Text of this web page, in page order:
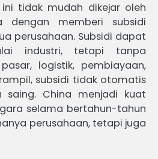
tidak mudah dikejar oleh
dengan memberi subsidi
perusahaan. Subsidi dapat
industri, tetapi tanpa
logistik, pembiayaan,
subsidi tidak otomatis
saing. China menjadi kuat
selama bertahun-tahun
perusahaan, tetapi juga